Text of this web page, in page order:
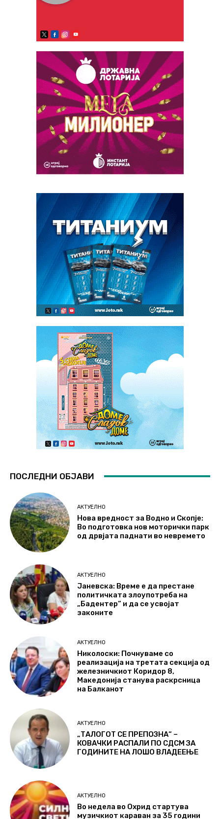
ПОСЛЕДНИ ОБЈАВИ
АКТУЕЛНО
Нова вредност за Водно и Скопје:
Во подготовка нов моторички парк
од дрвјата паднати во невремето
АКТУЕЛНО
Јаневска: Време е да престане
политичката злоупотреба на
„Бадентер“ и да се усвојат
законите
АКТУЕЛНО
Николоски: Почнуваме со
реализација на третата секција од
железничкиот Коридор 8,
Македонија станува раскрсница
на Балканот
АКТУЕЛНО
„ТАЛОГОТ СЕ ПРЕПОЗНА“ –
КОВАЧКИ РАСПАЛИ ПО СДСМ ЗА
ГОДИНИТЕ НА ЛОШО ВЛАДЕЕЊЕ
АКТУЕЛНО
Во недела во Охрид стартува
музичкиот караван за 35 години